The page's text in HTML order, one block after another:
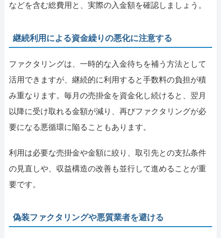
などを含む総費用と、実際の入金額を確認しましょう。
継続利用による資金繰りの悪化に注意する
ファクタリングは、一時的な入金待ちを補う方法として
活用できますが、継続的に利用すると手数料の負担が積
み重なります。毎月の売掛金を資金化し続けると、翌月
以降に受け取れる金額が減り、再びファクタリングが必
要になる悪循環に陥ることもあります。
利用は必要な売掛金や金額に絞り、取引先との支払条件
の見直しや、収益構造の改善も並行して進めることが重
要です。
偽装ファクタリングや悪質業者を避ける